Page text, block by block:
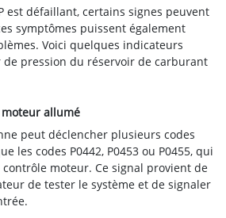
est défaillant, certains signes peuvent
symptômes puissent également
Voici quelques indicateurs
pression du réservoir de carburant
allumé
peut déclencher plusieurs codes
les codes P0442, P0453 ou P0455, qui
moteur. Ce signal provient de
de tester le système et de signaler